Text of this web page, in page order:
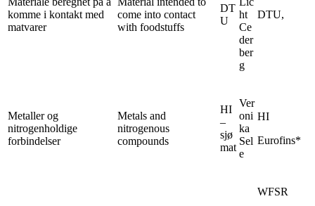
komme i kontakt med
matvarer
come into contact
with foodstuffs
DT
U
ht
Ce
der
ber
g
DTU,
Metaller og
nitrogenholdige
forbindelser
Metals and
nitrogenous
compounds
HI
–
sjø
mat
Ver
oni
ka
Sel
e
HI
Eurofins*
WFSR